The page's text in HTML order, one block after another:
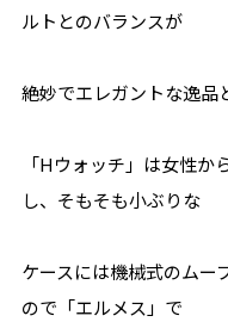
ルトとのバランスが
絶妙でエレガントな逸品
「Hウォッチ」は女性
し、そもそも小ぶりな
ケースには機械式のムー
ので「エルメス」で